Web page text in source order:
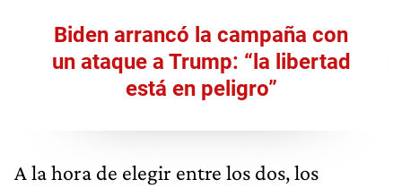
Biden arrancó la campaña con
un ataque a Trump: “la libertad
está en peligro”
A la hora de elegir entre los dos, los